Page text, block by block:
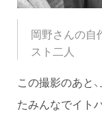
岡野さんの自
スト二人
この撮影のあと
たみんなでイト